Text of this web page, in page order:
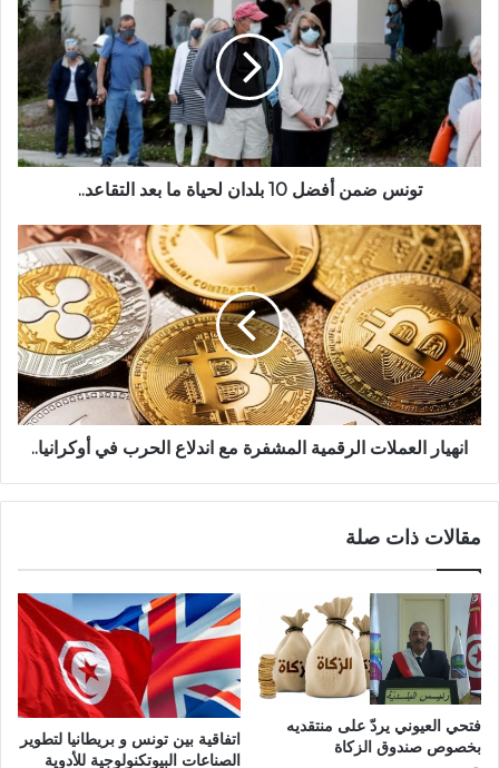
تونس ضمن أفضل 10 بلدان لحياة ما بعد التقاعد..
انهيار العملات الرقمية المشفرة مع اندلاع الحرب في أوكرانيا..
مقالات ذات صلة
فتحي العيوني يردّ على منتقديه
بخصوص صندوق الزكاة
اتفاقية بين تونس و بريطانيا لتطوير
الصناعات البيوتكنولوجية للأدوية